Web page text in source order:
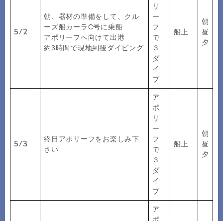
5/2
朝、器材の準備をして、クル
ーズ船カーラC号に乗船
アポリーフへ向けて出港
約3時間で現地到後ダイビング
リ
ー
フ
で
３
ダ
イ
ブ
船上
朝
昼
夕
5/3
終日アポリーフをお楽しみ下
さい
ア
ポ
リ
ー
フ
で
３
ダ
イ
ブ
船上
朝
昼
夕
ア